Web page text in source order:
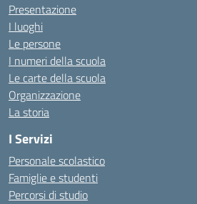
Presentazione
I luoghi
Le persone
I numeri della scuola
Le carte della scuola
Organizzazione
La storia
I Servizi
Personale scolastico
Famiglie e studenti
Percorsi di studio